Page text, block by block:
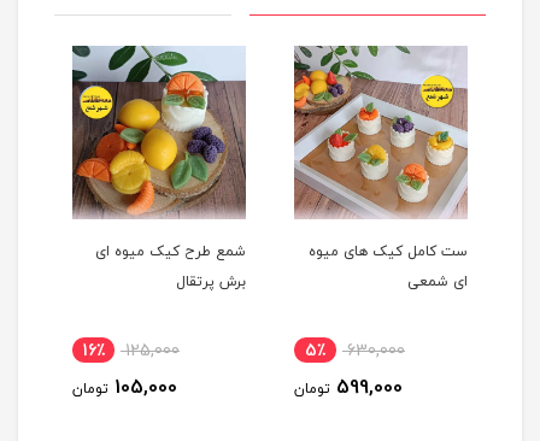
ست کامل کیک های میوه
ای شمعی
630,000 5٪
599,000 تومان
شمع طرح کیک میوه ای
برش پرتقال
125,000 16٪
105,000 تومان